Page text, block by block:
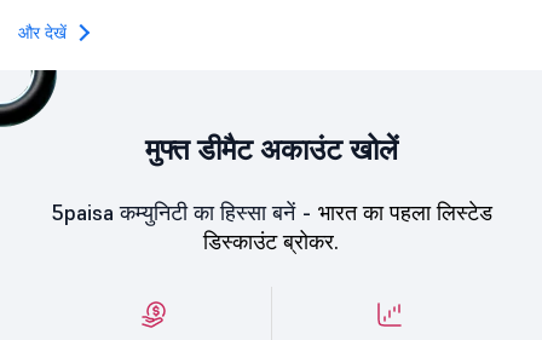
और देखें
मुफ्त डीमैट अकाउंट खोलें
5paisa कम्युनिटी का हिस्सा बनें - भारत का पहला लिस्टेड
डिस्काउंट ब्रोकर.